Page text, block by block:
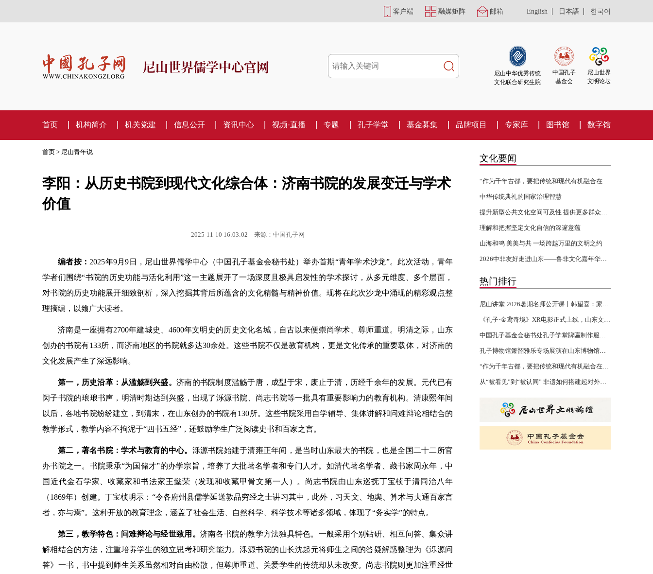
客户端 融媒矩阵 邮箱 English | 日本語 | 한국어
尼山世界儒学中心官网
尼山中华优秀传统
文化联合研究生院
中国孔子
基金会
尼山世界
文明论坛
首页 机构简介 机关党建 信息公开 资讯中心 视频·直播 专题 孔子学堂 基金募集 品牌项目 专家库 图书馆 数字馆
首页 > 尼山青年说
李阳：从历史书院到现代文化综合体：济南书院的发展变迁与学术
价值
2025-11-10 16:03:02 来源：中国孔子网
编者按： 2025年9月9日，尼山世界儒学中心（中国孔子基金会秘书处）举办首期“青年学术沙龙”。此次活动，青年
学者们围绕“书院的历史功能与活化利用”这一主题展开了一场深度且极具启发性的学术探讨，从多元维度、多个层面，
对书院的历史功能展开细致剖析，深入挖掘其背后所蕴含的文化精髓与精神价值。现将在此次沙龙中涌现的精彩观点整
理摘编，以飨广大读者。
济南是一座拥有2700年建城史、4600年文明史的历史文化名城，自古以来便崇尚学术、尊师重道。明清之际，山东
创办的书院有133所，而济南地区的书院就多达30余处。这些书院不仅是教育机构，更是文化传承的重要载体，对济南的
文化发展产生了深远影响。
第一，历史沿革：从滥觞到兴盛。 济南的书院制度滥觞于唐，成型于宋，废止于清，历经千余年的发展。元代已有
闵子书院的琅琅书声，明清时期达到兴盛，出现了泺源书院、尚志书院等一批具有重要影响力的教育机构。清康熙年间
以后，各地书院纷纷建立，到清末，在山东创办的书院有130所。这些书院采用自学辅导、集体讲解和问难辩论相结合的
教学形式，教学内容不拘泥于“四书五经”，还鼓励学生广泛阅读史书和百家之言。
第二，著名书院：学术与教育的中心。 泺源书院始建于清雍正年间，是当时山东最大的书院，也是全国二十二所官
办书院之一。书院秉承“为国储才”的办学宗旨，培养了大批著名学者和专门人才。如清代著名学者、藏书家周永年，中
国近代金石学家、收藏家和书法家王懿荣（发现和收藏甲骨文第一人）。尚志书院由山东巡抚丁宝桢于清同治八年
（1869年）创建。丁宝桢明示：“令各府州县儒学延送敦品穷经之士讲习其中，此外，习天文、地舆、算术与夫通百家言
者，亦与焉”。这种开放的教育理念，涵盖了社会生活、自然科学、科学技术等诸多领域，体现了“务实学”的特点。
第三，教学特色：问难辩论与经世致用。 济南各书院的教学方法独具特色。一般采用个别钻研、相互问答、集众讲
解相结合的方法，注重培养学生的独立思考和研究能力。泺源书院的山长沈起元将师生之间的答疑解惑整理为《泺源问
答》一书，书中提到师生关系虽然相对自由松散，但尊师重道、关爱学生的传统却从未改变。尚志书院则更加注重经世
文化要闻
中华传统典礼的国家治理智慧
理解和把握坚定文化自信的深邃意蕴
山海和鸣 美美与共 一场跨越万里的文明之约
热门排行